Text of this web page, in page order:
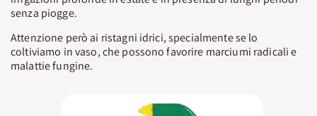
senza piogge.
Attenzione però ai ristagni idrici, specialmente se lo
coltiviamo in vaso, che possono favorire marciumi radicali e
malattie fungine.